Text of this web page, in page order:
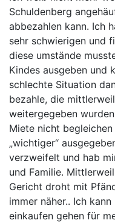
Schuldenberg
abbezahlen kann. Ich
sehr schwierigen und
diese umstände
Kindes ausgeben und
schlechte Situation
bezahle, die
weitergegeben
Miete nicht
„wichtiger“
verzweifelt und hab
und Familie.
Gericht droht mit
immer näher.. Ich
einkaufen gehen für